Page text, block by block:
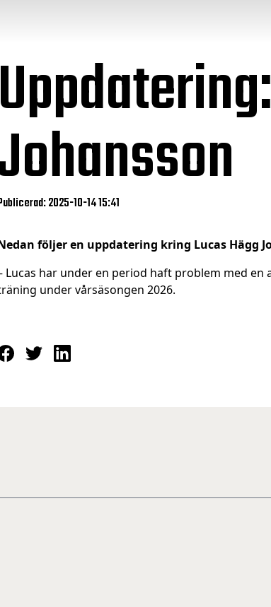
2025-10-14 15:41
följer en uppdatering kring Lucas Hägg
Lucas har under en period haft problem med en
under vårsäsongen 2026.